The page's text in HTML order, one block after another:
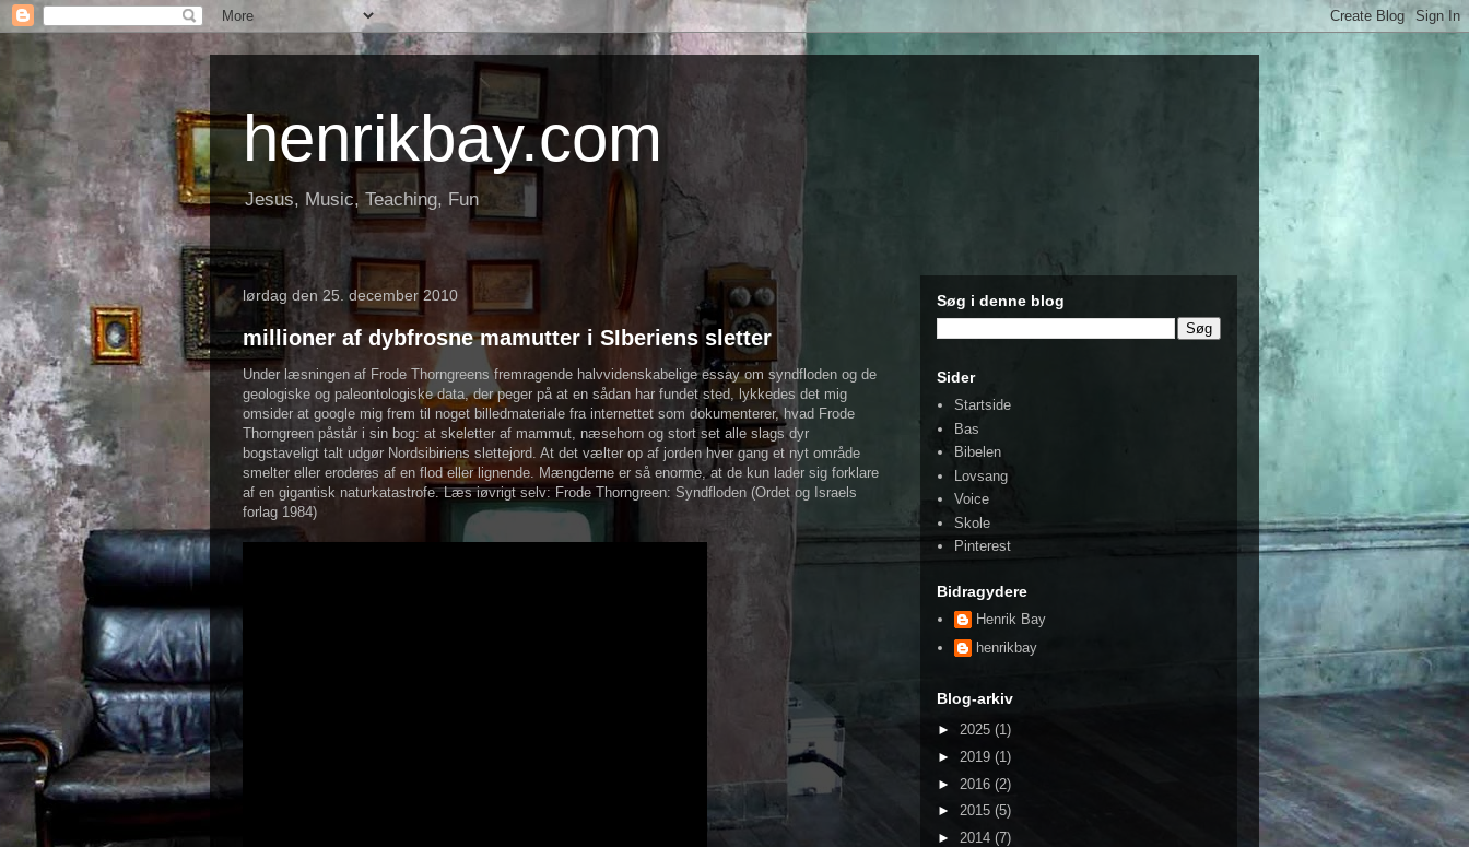
henrikbay.com
Jesus, Music, Teaching, Fun
lørdag den 25. december 2010
millioner af dybfrosne mamutter i SIberiens sletter
Under læsningen af Frode Thorngreens fremragende halvvidenskabelige essay om syndfloden og de
geologiske og paleontologiske data, der peger på at en sådan har fundet sted, lykkedes det mig
omsider at google mig frem til noget billedmateriale fra internettet som dokumenterer, hvad Frode
Thorngreen påstår i sin bog: at skeletter af mammut, næsehorn og stort set alle slags dyr
bogstaveligt talt udgør Nordsibiriens slettejord. At det vælter op af jorden hver gang et nyt område
smelter eller eroderes af en flod eller lignende. Mængderne er så enorme, at de kun lader sig forklare
af en gigantisk naturkatastrofe. Læs iøvrigt selv: Frode Thorngreen: Syndfloden (Ordet og Israels
forlag 1984)
Søg i denne blog
Sider
Startside
Bas
Bibelen
Lovsang
Voice
Skole
Pinterest
Bidragydere
Henrik Bay
henrikbay
Blog-arkiv
► 2025 (1)
► 2019 (1)
► 2016 (2)
► 2015 (5)
► 2014 (7)